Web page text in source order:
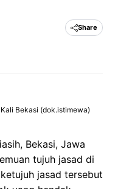
Share
Bekasi (dok.istimewa)
Bekasi, Jawa
tujuh jasad di
jasad tersebut